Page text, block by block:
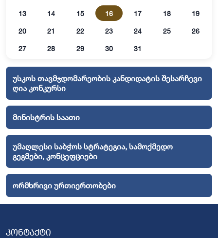
13 14 15 16 17 18 19
20 21 22 23 24 25 26
27 28 29 30 31
უსკოს თავმჯდომარეობის კანდიდატის შესარჩევი
ღია კონკურსი
მინისტრის საათი
უმაღლესი საბჭოს სტრატეგია, სამოქმედო
გეგმები, კონცეფციები
ორმხრივი ურთიერთობები
კონტაქტი